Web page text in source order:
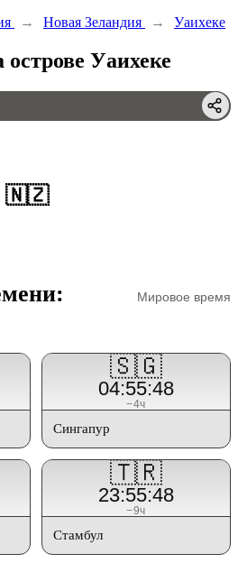
→ Новая Зеландия → Уаихеке
Уаихеке
🇳🇿
Мировое время
🇸🇬
04:55:48
−4ч
Сингапур
🇹🇷
23:55:48
−9ч
Стамбул